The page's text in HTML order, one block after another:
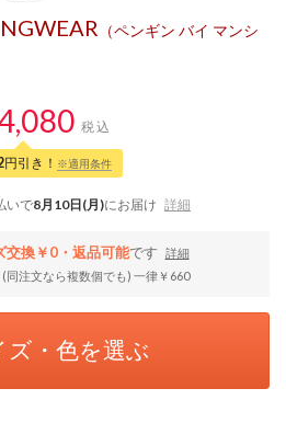
（ペンギン バイ マンシ
税込
円引き！ ※適用条件
いで8月10日(月)にお届け 詳細
交換￥0・返品可能です
詳細
同注文なら複数個でも) 一律￥660
ズ・色を選ぶ